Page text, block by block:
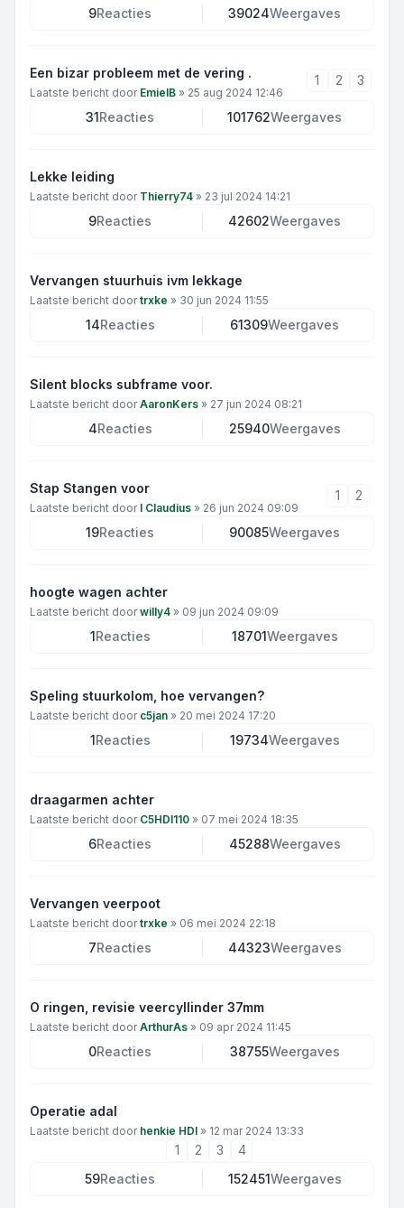
9Reacties 39024Weergaves
Een bizar probleem met de vering .
Laatste bericht door EmielB » 25 aug 2024 12:46
1 2 3
31Reacties 101762Weergaves
Lekke leiding
Laatste bericht door Thierry74 » 23 jul 2024 14:21
9Reacties 42602Weergaves
Vervangen stuurhuis ivm lekkage
Laatste bericht doortrxke » 30 jun 2024 11:55
14Reacties 61309Weergaves
Silent blocks subframe voor.
Laatste bericht doorAaronKers » 27 jun 2024 08:21
4Reacties 25940Weergaves
Stap Stangen voor
Laatste bericht door I Claudius » 26 jun 2024 09:09
1 2
19Reacties 90085Weergaves
hoogte wagen achter
Laatste bericht doorwilly4 » 09 jun 2024 09:09
1Reacties 18701Weergaves
Speling stuurkolom, hoe vervangen?
Laatste bericht door c5jan » 20 mei 2024 17:20
1Reacties 19734Weergaves
draagarmen achter
Laatste bericht door C5HDI110 » 07 mei 2024 18:35
6Reacties 45288Weergaves
Vervangen veerpoot
Laatste bericht doortrxke » 06 mei 2024 22:18
7Reacties 44323Weergaves
O ringen, revisie veercyllinder 37mm
Laatste bericht doorArthurAs » 09 apr 2024 11:45
0Reacties 38755Weergaves
Operatie adal
Laatste bericht door henkie HDI » 12 mar 2024 13:33
1 2 3
4
59Reacties 152451Weergaves